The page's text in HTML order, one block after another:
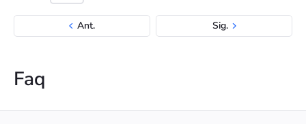
Ant. Sig.
Faq